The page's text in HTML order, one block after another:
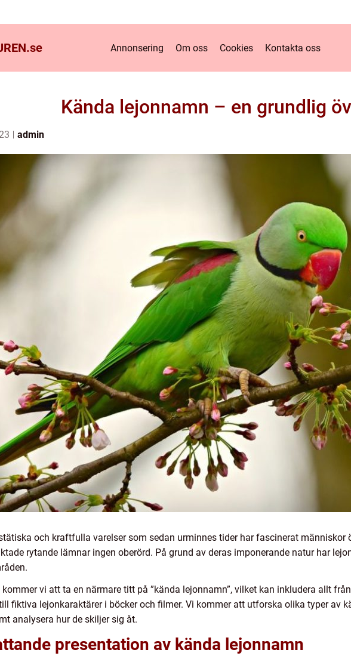
se Annonsering Om oss Cookies Kontakta oss
Kända lejonnamn – en grundlig
admin
och kraftfulla varelser som sedan urminnes tider har fascinerat människor
rytande lämnar ingen oberörd. På grund av deras imponerande natur har
kommer vi att ta en närmare titt på ”kända lejonnamn”, vilket kan inkludera allt
fiktiva lejonkaraktärer i böcker och filmer. Vi kommer att utforska olika typer av
analysera hur de skiljer sig åt.
presentation av kända lejonnamn